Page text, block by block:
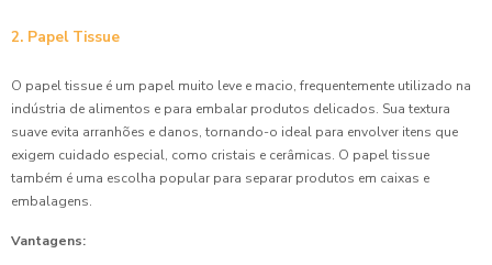
2. Papel Tissue
O papel tissue é um papel muito leve e macio, frequentemente utilizado na
indústria de alimentos e para embalar produtos delicados. Sua textura
suave evita arranhões e danos, tornando-o ideal para envolver itens que
exigem cuidado especial, como cristais e cerâmicas. O papel tissue
também é uma escolha popular para separar produtos em caixas e
embalagens.
Vantagens: